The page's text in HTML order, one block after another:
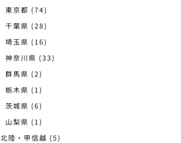
東京都 (74)
千葉県 (28)
埼玉県 (16)
神奈川県 (33)
群馬県 (2)
栃木県 (1)
茨城県 (6)
山梨県 (1)
北陸・甲信越 (5)